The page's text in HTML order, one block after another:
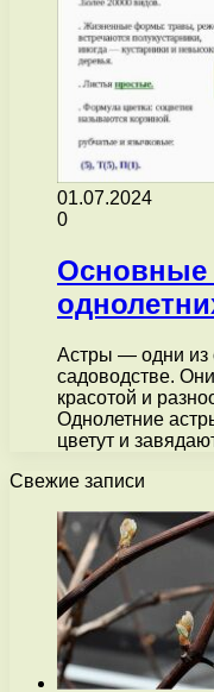
01.07.2024
0
Основные
Астры — одни из
садоводстве.
красотой и
Однолетние
цветут и
Свежие записи